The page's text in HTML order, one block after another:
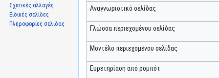
Αναγνωριστικό σελίδας
Γλώσσα περιεχομένου σελίδας
Μοντέλο περιεχομένου σελίδας
Ευρετηρίαση από ρομπότ
Σχετικές αλλαγές
Ειδικές σελίδες
Πληροφορίες σελίδας